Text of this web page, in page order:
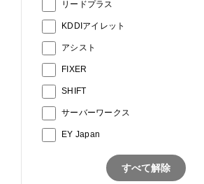
リードプラス
KDDIアイレット
アシスト
FIXER
SHIFT
サーバーワークス
EY Japan
すべて解除